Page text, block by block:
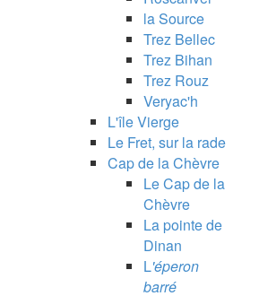
la Source
Trez Bellec
Trez Bihan
Trez Rouz
Veryac'h
L'île Vierge
Le Fret, sur la rade
Cap de la Chèvre
Le Cap de la
Chèvre
La pointe de
Dinan
L'éperon
barré